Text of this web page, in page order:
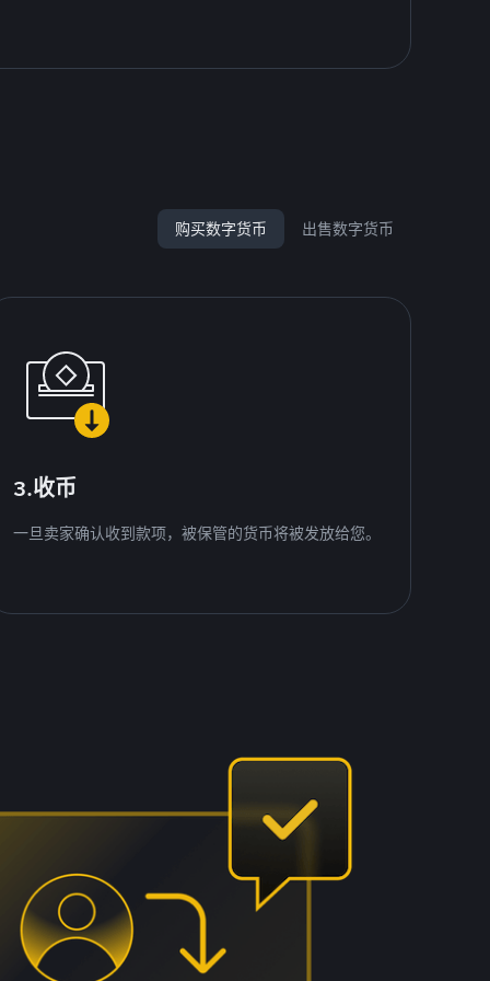
购买数字货币 出售数字货币
3.收币
一旦卖家确认收到款项，被保管的货币将被发放给您。